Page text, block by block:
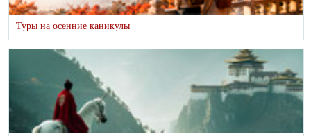
Туры на осенние каникулы